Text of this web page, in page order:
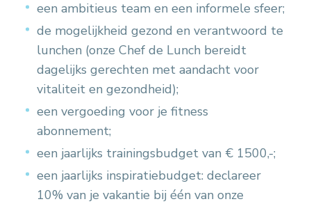
een ambitieus team en een informele sfeer;
de mogelijkheid gezond en verantwoord te
lunchen (onze Chef de Lunch bereidt
dagelijks gerechten met aandacht voor
vitaliteit en gezondheid);
een vergoeding voor je fitness
abonnement;
een jaarlijks trainingsbudget van € 1500,-;
een jaarlijks inspiratiebudget: declareer
10% van je vakantie bij één van onze